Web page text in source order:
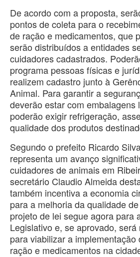
De acordo com a proposta,
pontos de coleta para o
de ração e medicamentos, que
serão distribuídos a entidades
cuidadores cadastrados.
programa pessoas físicas e
realizem cadastro junto à
Animal. Para garantir a
deverão estar com embalagens
poderão exigir refrigeração,
qualidade dos produtos
Segundo o prefeito Ricardo
representa um avanço
cuidadores de animais em
secretário Claudio Almeida
também incentiva a economia
para a melhoria da qualidade
projeto de lei segue agora para
Legislativo e, se aprovado, será
para viabilizar a implementação
ração e medicamentos na